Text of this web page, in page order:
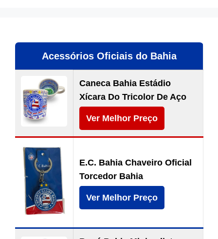
Acessórios Oficiais do Bahia
Caneca Bahia Estádio
Xícara Do Tricolor De Aço
Ver Melhor Preço
E.C. Bahia Chaveiro Oficial
Torcedor Bahia
Ver Melhor Preço